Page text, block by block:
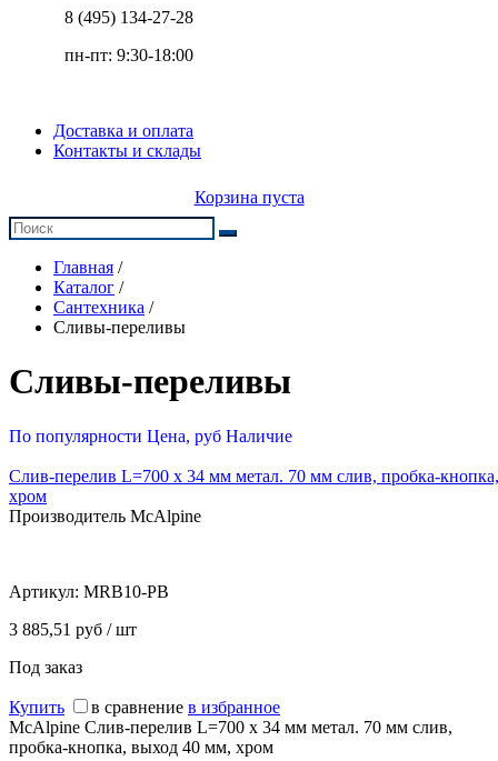
8 (495) 134-27-28
пн-пт: 9:30-18:00
Доставка и оплата
Контакты и склады
Корзина пуста
Главная /
Каталог /
Сантехника /
Сливы-переливы
Сливы-переливы
По популярности Цена, руб Наличие
Слив-перелив L=700 х 34 мм метал. 70 мм слив, пробка-
хром
Производитель McAlpine
Артикул: MRB10-PB
3 885,51 руб / шт
Под заказ
Купить в сравнение в избранное
McAlpine Слив-перелив L=700 х 34 мм метал. 70 мм слив,
пробка-кнопка, выход 40 мм, хром